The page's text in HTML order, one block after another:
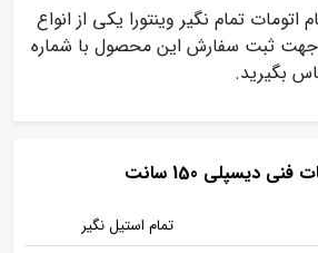
ثبت سفارش این محصول با شماره
بگیرید.
دیسپلی 150 سانت
تمام استیل نگیر